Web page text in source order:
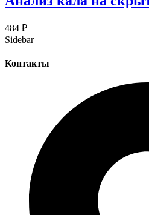
484 ₽
Sidebar
Контакты